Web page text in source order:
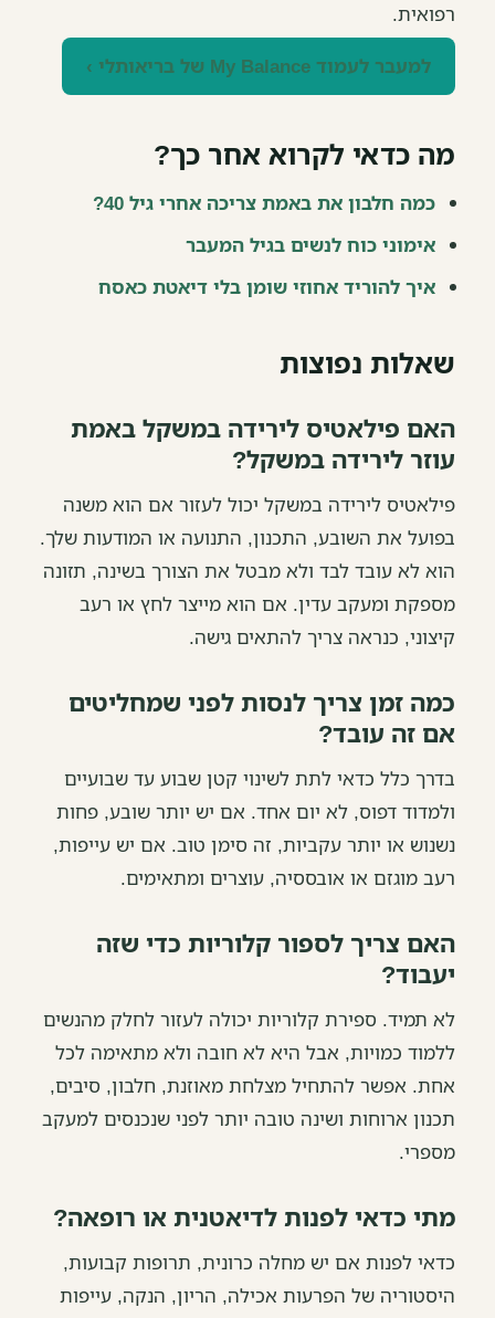
רפואית.
למעבר לעמוד My Balance של בריאותלי ›
מה כדאי לקרוא אחר כך?
כמה חלבון את באמת צריכה אחרי גיל 40?
אימוני כוח לנשים בגיל המעבר
איך להוריד אחוזי שומן בלי דיאטת כאסח
שאלות נפוצות
האם פילאטיס לירידה במשקל באמת
עוזר לירידה במשקל?
פילאטיס לירידה במשקל יכול לעזור אם הוא משנה
בפועל את השובע, התכנון, התנועה או המודעות שלך.
הוא לא עובד לבד ולא מבטל את הצורך בשינה, תזונה
מספקת ומעקב עדין. אם הוא מייצר לחץ או רעב
קיצוני, כנראה צריך להתאים גישה.
כמה זמן צריך לנסות לפני שמחליטים
אם זה עובד?
בדרך כלל כדאי לתת לשינוי קטן שבוע עד שבועיים
ולמדוד דפוס, לא יום אחד. אם יש יותר שובע, פחות
נשנוש או יותר עקביות, זה סימן טוב. אם יש עייפות,
רעב מוגזם או אובססיה, עוצרים ומתאימים.
האם צריך לספור קלוריות כדי שזה
יעבוד?
לא תמיד. ספירת קלוריות יכולה לעזור לחלק מהנשים
ללמוד כמויות, אבל היא לא חובה ולא מתאימה לכל
אחת. אפשר להתחיל מצלחת מאוזנת, חלבון, סיבים,
תכנון ארוחות ושינה טובה יותר לפני שנכנסים למעקב
מספרי.
מתי כדאי לפנות לדיאטנית או רופאה?
כדאי לפנות אם יש מחלה כרונית, תרופות קבועות,
היסטוריה של הפרעות אכילה, הריון, הנקה, עייפות